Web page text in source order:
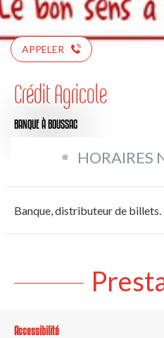
APPELER
Crédit Agricole
BANQUEÀ BOUSSAC
HORAIRES
Banque, distributeur de billets.
Accessibilité